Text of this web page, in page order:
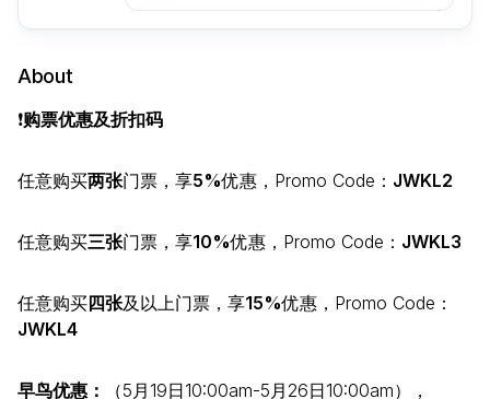
About
❗️购票优惠及折扣码
任意购买两张门票，享5%优惠，Promo Code： JWKL2
任意购买三张门票，享10%优惠，Promo Code： JWKL3
任意购买四张及以上门票，享15%优惠，Promo Code：
JWKL4
早鸟优惠：
（5月19日10:00am-5月26日10:00am），